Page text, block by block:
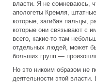
власти. Я не сомневаюсь,
апологеты Кремля,
которые, загибая пальцы,
которые они связывают с
всего, какие-то там
отдельных людей, может
больших групп —
Но это никоим образом не
деятельности этой